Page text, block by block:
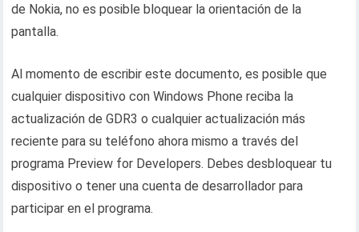
de Nokia, no es posible bloquear la orientación de la
pantalla.
Al momento de escribir este documento, es posible que
cualquier dispositivo con Windows Phone reciba la
actualización de GDR3 o cualquier actualización más
reciente para su teléfono ahora mismo a través del
programa Preview for Developers. Debes desbloquear tu
dispositivo o tener una cuenta de desarrollador para
participar en el programa.